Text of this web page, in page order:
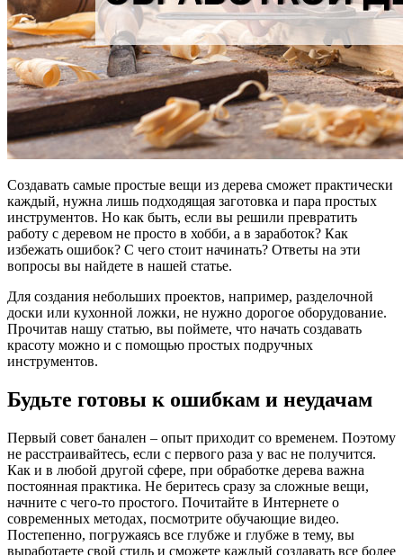
Создавать самые простые вещи из дерева сможет практически
каждый, нужна лишь подходящая заготовка и пара простых
инструментов. Но как быть, если вы решили превратить
работу с деревом не просто в хобби, а в заработок? Как
избежать ошибок? С чего стоит начинать? Ответы на эти
вопросы вы найдете в нашей статье.
Для создания небольших проектов, например, разделочной
доски или кухонной ложки, не нужно дорогое оборудование.
Прочитав нашу статью, вы поймете, что начать создавать
красоту можно и с помощью простых подручных
инструментов.
Будьте готовы к ошибкам и неудачам
Первый совет банален – опыт приходит со временем. Поэтому
не расстраивайтесь, если с первого раза у вас не получится.
Как и в любой другой сфере, при обработке дерева важна
постоянная практика. Не беритесь сразу за сложные вещи,
начните с чего-то простого. Почитайте в Интернете о
современных методах, посмотрите обучающие видео.
Постепенно, погружаясь все глубже и глубже в тему, вы
выработаете свой стиль и сможете каждый создавать все более